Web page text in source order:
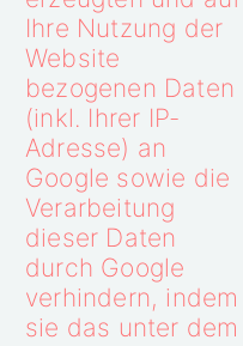
Ihre Nutzung der
Website
bezogenen Daten
(inkl. Ihrer IP-
Adresse) an
Google sowie die
Verarbeitung
dieser Daten
durch Google
verhindern, indem
sie das unter dem